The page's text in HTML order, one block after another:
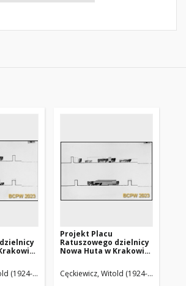
(1924-2023). Architekt Starachowicz, Bernard
Projekt Placu
Ratuszowego dzielnicy
Nowa Huta w Krakowie
praca nr 13,
wyróżnienie II stopnia.
Cęckiewicz, Witold (1924-2023).